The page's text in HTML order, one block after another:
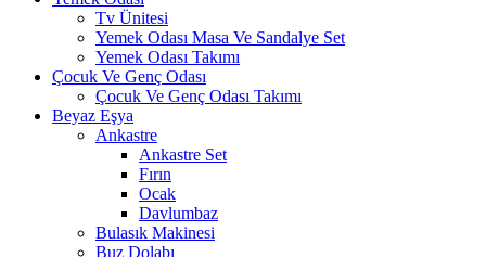
Tv Ünitesi
Yemek Odası Masa Ve Sandalye Set
Yemek Odası Takımı
Çocuk Ve Genç Odası
Çocuk Ve Genç Odası Takımı
Beyaz Eşya
Ankastre
Ankastre Set
Fırın
Ocak
Davlumbaz
Bulasık Makinesi
Buz Dolabı